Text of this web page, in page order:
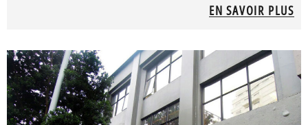
EN SAVOIR PLUS